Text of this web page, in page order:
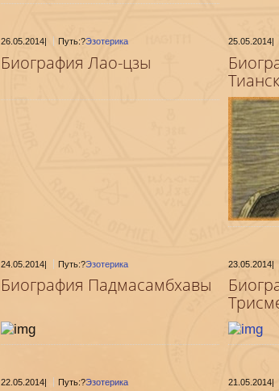
26.05.2014| Путь:?Эзотерика
Биография Лао-цзы
25.05.2014|
24.05.2014| Путь:?Эзотерика
Биография Падмасамбхавы
23.05.2014|
22.05.2014| Путь:?Эзотерика 21.05.2014|